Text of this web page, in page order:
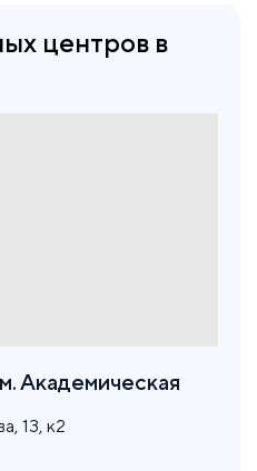
центров в
Академическая
13, к2